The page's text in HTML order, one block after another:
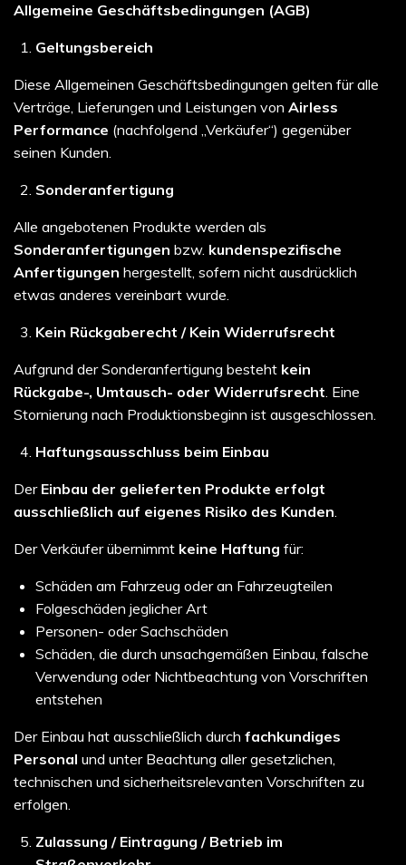
Allgemeine Geschäftsbedingungen (AGB)
Geltungsbereich
Diese Allgemeinen Geschäftsbedingungen gelten für alle
Verträge, Lieferungen und Leistungen von Airless
Performance (nachfolgend „Verkäufer“) gegenüber
seinen Kunden.
Sonderanfertigung
Alle angebotenen Produkte werden als
Sonderanfertigungen bzw. kundenspezifische
Anfertigungen hergestellt, sofern nicht ausdrücklich
etwas anderes vereinbart wurde.
Kein Rückgaberecht / Kein Widerrufsrecht
Aufgrund der Sonderanfertigung besteht kein
Rückgabe-, Umtausch- oder Widerrufsrecht. Eine
Stornierung nach Produktionsbeginn ist ausgeschlossen.
Haftungsausschluss beim Einbau
Der Einbau der gelieferten Produkte erfolgt
ausschließlich auf eigenes Risiko des Kunden.
Der Verkäufer übernimmt keine Haftung für:
Schäden am Fahrzeug oder an Fahrzeugteilen
Folgeschäden jeglicher Art
Personen- oder Sachschäden
Schäden, die durch unsachgemäßen Einbau, falsche
Verwendung oder Nichtbeachtung von Vorschriften
entstehen
Der Einbau hat ausschließlich durch fachkundiges
Personal und unter Beachtung aller gesetzlichen,
technischen und sicherheitsrelevanten Vorschriften zu
erfolgen.
Zulassung / Eintragung / Betrieb im